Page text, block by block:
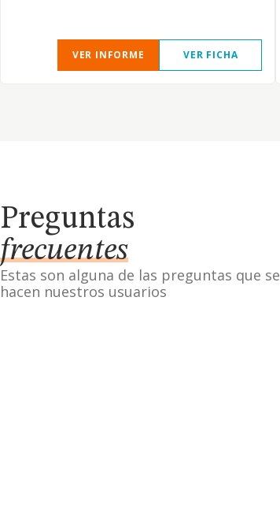
VER INFORME VER FICHA
Preguntas
frecuentes
Estas son alguna de las preguntas que se
hacen nuestros usuarios